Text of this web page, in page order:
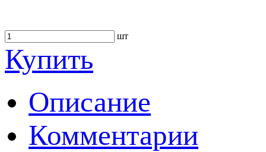
шт
Купить
Описание
Комментарии